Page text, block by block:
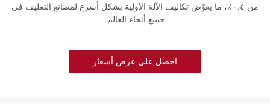
من ٠٫٤٪، ما يعوّض تكاليف الآلة الأولية بشكل أسرع لمصانع التغليف في
جميع أنحاء العالم.
احصل على عرض أسعار